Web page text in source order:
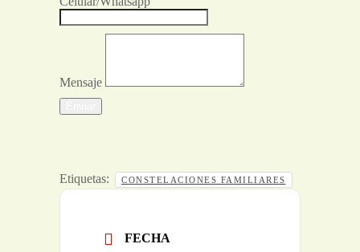
Mensaje
Etiquetas: CONSTELACIONES FAMILIARES
FECHA